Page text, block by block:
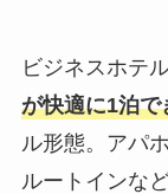
ビジネスホテル
が快適に1泊で
ル形態。アパ
ルートインな